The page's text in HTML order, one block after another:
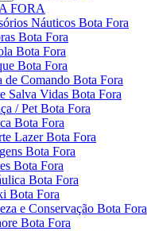
FORA
Náuticos Bota Fora
Bota Fora
Bota Fora
Bota Fora
de Comando Bota Fora
Salva Vidas Bota Fora
/ Pet Bota Fora
Bota Fora
Lazer Bota Fora
Bota Fora
Bota Fora
Bota Fora
Bota Fora
e Conservação Bota Fora
Bota Fora